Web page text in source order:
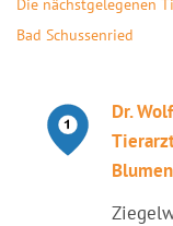
Die nächstgelegenen
Bad Schussenried
Dr.